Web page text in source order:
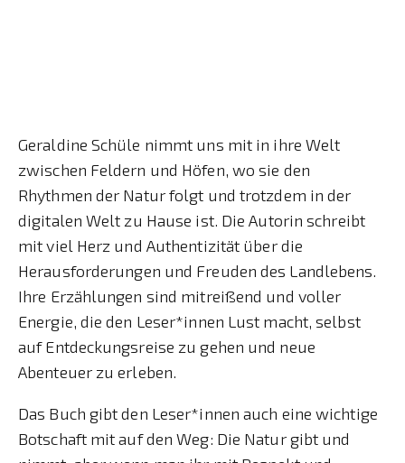
Geraldine Schüle nimmt uns mit in ihre Welt
zwischen Feldern und Höfen, wo sie den
Rhythmen der Natur folgt und trotzdem in der
digitalen Welt zu Hause ist. Die Autorin schreibt
mit viel Herz und Authentizität über die
Herausforderungen und Freuden des Landlebens.
Ihre Erzählungen sind mitreißend und voller
Energie, die den Leser*innen Lust macht, selbst
auf Entdeckungsreise zu gehen und neue
Abenteuer zu erleben.
Das Buch gibt den Leser*innen auch eine wichtige
Botschaft mit auf den Weg: Die Natur gibt und